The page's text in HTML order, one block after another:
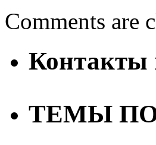
Comments are
Контакты
ТЕМЫ